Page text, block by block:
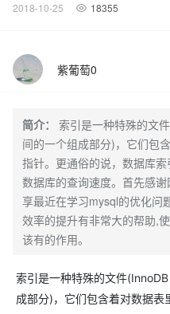
2018-10-25 18355
紫葡萄0
简介：
索引是一种特殊的文
间的一个组成部分)，它们包
指针。更通俗的说，数据库
数据库的查询速度。首先感
享最近在学习mysql的优化问
效率的提升有非常大的帮助,
该有的作用。
索引是一种特殊的文件
成部分)，它们包含着对数据